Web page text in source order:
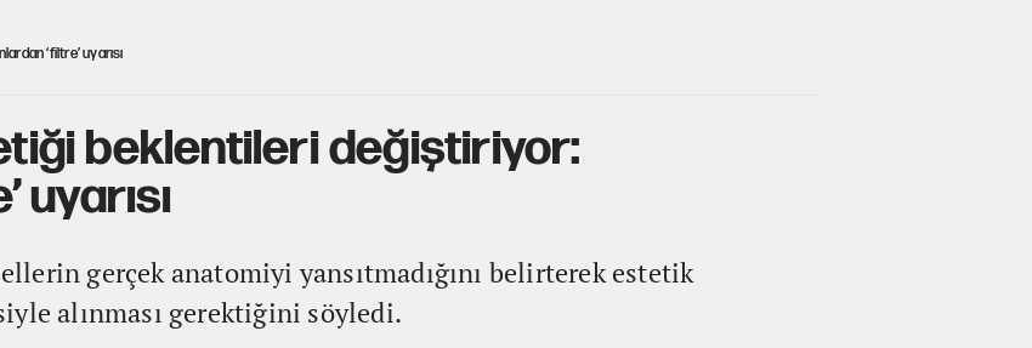
‘filtre’ uyarısı
beklentileri değiştiriyor:
uyarısı
gerçek anatomiyi yansıtmadığını belirterek estetik
alınması gerektiğini söyledi.